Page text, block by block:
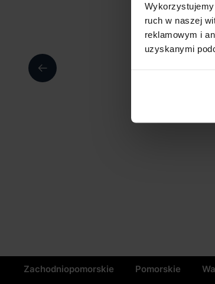
ruch w naszej
reklamowym i
uzyskanymi
Zachodniopomorskie Pomorskie